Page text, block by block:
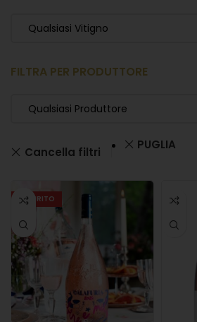
Qualsiasi Vitigno
FILTRA PER PRODUTTORE
Qualsiasi Produttore
Cancella filtri PUGLIA
ESAURITO